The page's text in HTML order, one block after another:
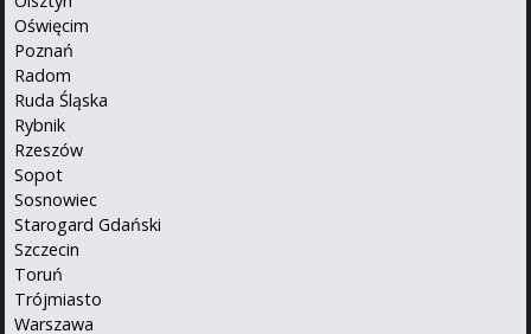
Oświęcim
Poznań
Radom
Ruda Śląska
Rybnik
Rzeszów
Sopot
Sosnowiec
Starogard Gdański
Szczecin
Toruń
Trójmiasto
Warszawa